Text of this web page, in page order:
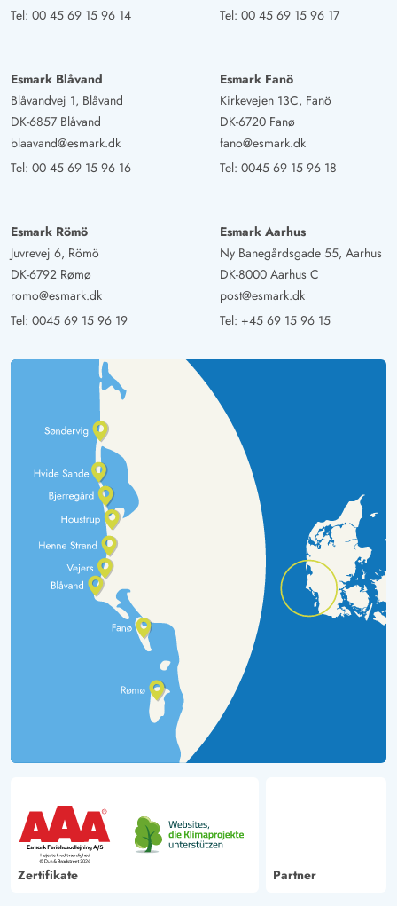
Tel: 00 45 69 15 96 14
Tel: 00 45 69 15 96 17
Esmark Blåvand
Blåvandvej 1, Blåvand
DK-6857 Blåvand
blaavand@esmark.dk
Tel: 00 45 69 15 96 16
Esmark Fanö
Kirkevejen 13C, Fanö
DK-6720 Fanø
fano@esmark.dk
Tel: 0045 69 15 96 18
Esmark Römö
Juvrevej 6, Römö
DK-6792 Rømø
romo@esmark.dk
Tel: 0045 69 15 96 19
Esmark Aarhus
Ny Banegårdsgade 55, Aarhus
DK-8000 Aarhus C
post@esmark.dk
Tel: +45 69 15 96 15
Zertifikate Partner